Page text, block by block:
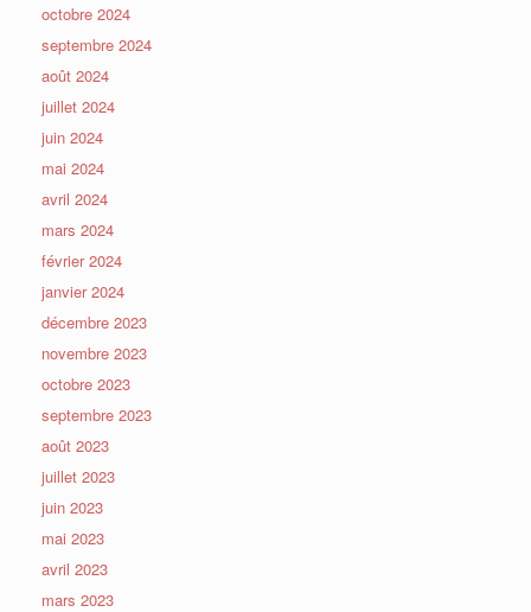
octobre 2024
septembre 2024
août 2024
juillet 2024
juin 2024
mai 2024
avril 2024
mars 2024
février 2024
janvier 2024
décembre 2023
novembre 2023
octobre 2023
septembre 2023
août 2023
juillet 2023
juin 2023
mai 2023
avril 2023
mars 2023